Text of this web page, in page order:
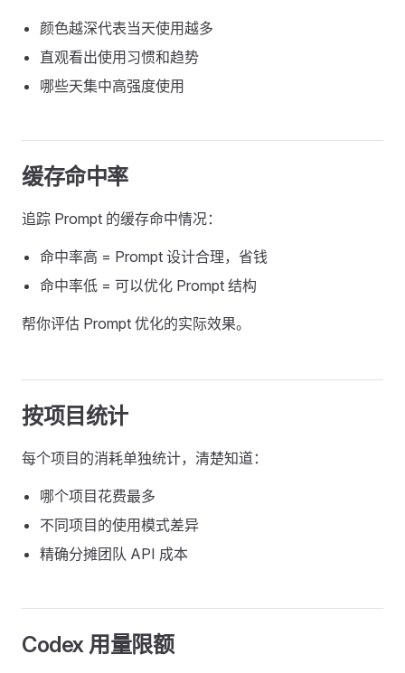
颜色越深代表当天使用越多
直观看出使用习惯和趋势
哪些天集中高强度使用
缓存命中率
追踪 Prompt 的缓存命中情况：
命中率高 = Prompt 设计合理，省钱
命中率低 = 可以优化 Prompt 结构
帮你评估 Prompt 优化的实际效果。
按项目统计
每个项目的消耗单独统计，清楚知道：
哪个项目花费最多
不同项目的使用模式差异
精确分摊团队 API 成本
Codex 用量限额